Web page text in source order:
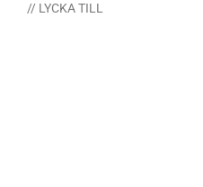
// LYCKA TILL